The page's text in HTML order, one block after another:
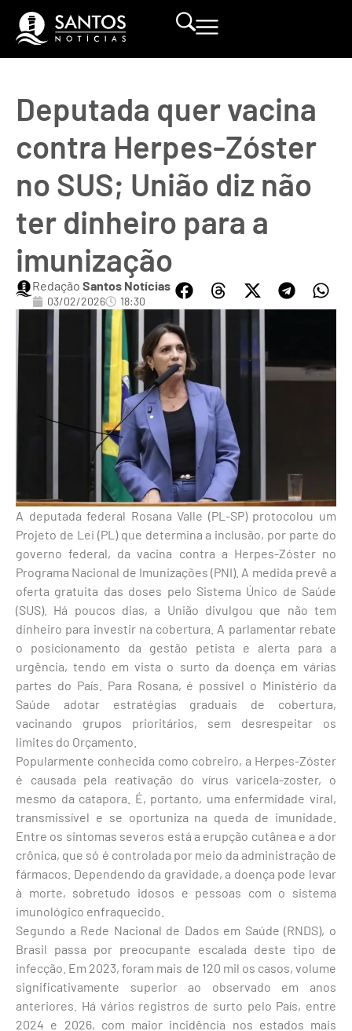
Deputada quer vacina
contra Herpes-Zóster
no SUS; União diz não
ter dinheiro para a
imunização
Redação Santos Notícias
03/02/2026 18:30
A deputada federal Rosana Valle (PL-SP) protocolou um
Projeto de Lei (PL) que determina a inclusão, por parte do
governo federal, da vacina contra a Herpes-Zóster no
Programa Nacional de Imunizações (PNI). A medida prevê a
oferta gratuita das doses pelo Sistema Único de Saúde
(SUS). Há poucos dias, a União divulgou que não tem
dinheiro para investir na cobertura. A parlamentar rebate
o posicionamento da gestão petista e alerta para a
urgência, tendo em vista o surto da doença em várias
partes do País. Para Rosana, é possível o Ministério da
Saúde adotar estratégias graduais de cobertura,
vacinando grupos prioritários, sem desrespeitar os
limites do Orçamento.
Popularmente conhecida como cobreiro, a Herpes-Zóster
é causada pela reativação do vírus varicela-zoster, o
mesmo da catapora. É, portanto, uma enfermidade viral,
transmissível e se oportuniza na queda de imunidade.
Entre os sintomas severos está a erupção cutânea e a dor
crônica, que só é controlada por meio da administração de
fármacos. Dependendo da gravidade, a doença pode levar
à morte, sobretudo idosos e pessoas com o sistema
imunológico enfraquecido.
Segundo a Rede Nacional de Dados em Saúde (RNDS), o
Brasil passa por preocupante escalada deste tipo de
infecção. Em 2023, foram mais de 120 mil os casos, volume
significativamente superior ao observado em anos
anteriores. Há vários registros de surto pelo País, entre
2024 e 2026, com maior incidência nos estados mais